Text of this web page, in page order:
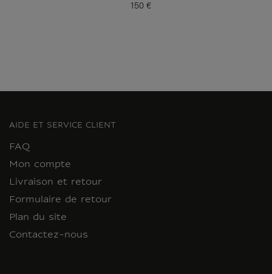
Prix ​​actuel
150 €
AIDE ET SERVICE CLIENT
FAQ
Mon compte
Livraison et retour
Formulaire de retour
Plan du site
Contactez-nous